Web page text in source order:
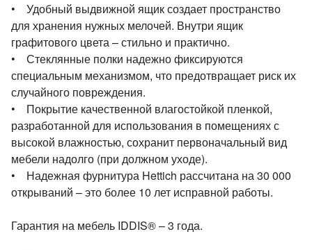
• Удобный выдвижной ящик создает пространство
для хранения нужных мелочей. Внутри ящик
графитового цвета – стильно и практично.
• Стеклянные полки надежно фиксируются
специальным механизмом, что предотвращает риск их
случайного повреждения.
• Покрытие качественной влагостойкой пленкой,
разработанной для использования в помещениях с
высокой влажностью, сохранит первоначальный вид
мебели надолго (при должном уходе).
• Надежная фурнитура Hettich рассчитана на 30 000
открываний – это более 10 лет исправной работы.
Гарантия на мебель IDDIS® – 3 года.